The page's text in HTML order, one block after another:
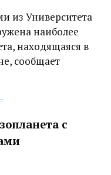
из Университета
наиболее
находящаяся в
сообщает
с